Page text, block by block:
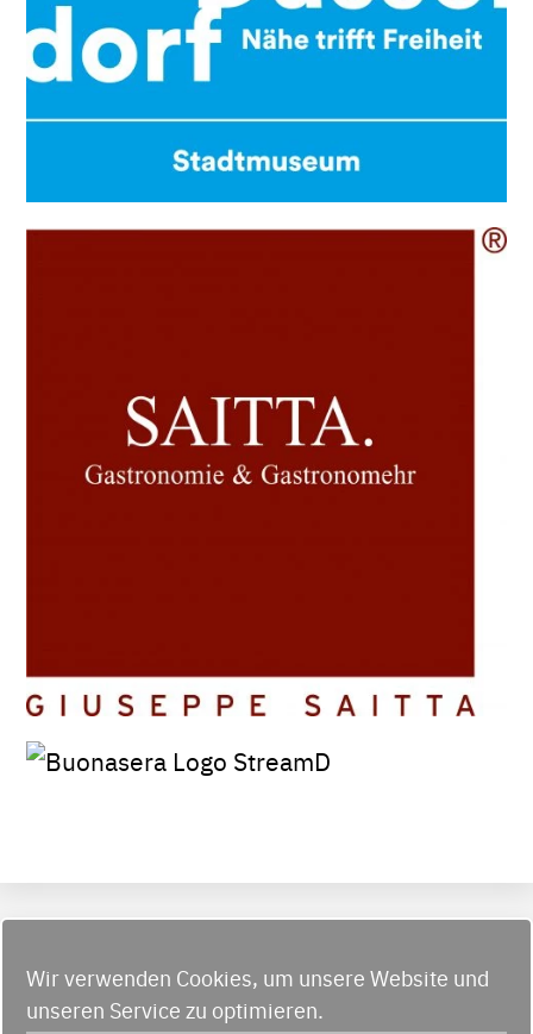
Wir verwenden Cookies, um unsere Website und
unseren Service zu optimieren.
Vereinssatzung -Kontakt
Impressum-Cookie-Richtlinie (EU)